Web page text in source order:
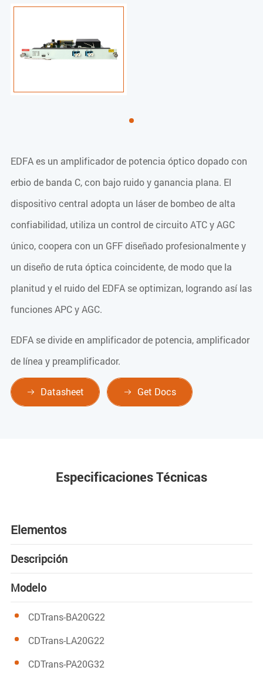
EDFA es un amplificador de potencia óptico dopado con
erbio de banda C, con bajo ruido y ganancia plana. El
dispositivo central adopta un láser de bombeo de alta
confiabilidad, utiliza un control de circuito ATC y AGC
único, coopera con un GFF diseñado profesionalmente y
un diseño de ruta óptica coincidente, de modo que la
planitud y el ruido del EDFA se optimizan, logrando así las
funciones APC y AGC.
EDFA se divide en amplificador de potencia, amplificador
de línea y preamplificador.
 Datasheet  Get Docs
Especificaciones Técnicas
Elementos
Descripción
Modelo
CDTrans-BA20G22
CDTrans-LA20G22
CDTrans-PA20G32